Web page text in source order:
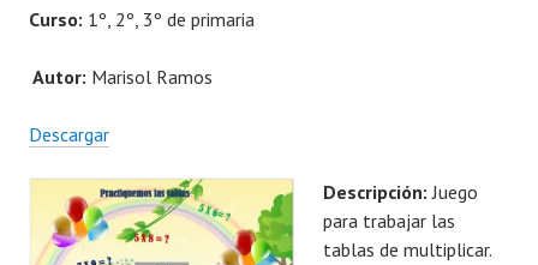
Curso: 1º, 2º, 3º de primaria
Autor: Marisol Ramos
Descargar
Descripción:Juego
para trabajar las
tablas de multiplicar.